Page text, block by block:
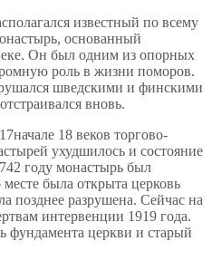
известный по всему
основанный
Он был одним из опорных
роль в жизни поморов.
шведскими и финскими
вновь.
18 веков торгово-
ухудшилось и состояние
году монастырь был
была открыта церковь
позднее разрушена. Сейчас на
интервенции 1919 года.
фундамента церкви и старый